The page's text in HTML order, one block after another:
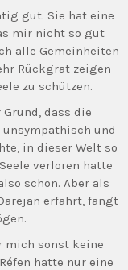
gut. Sie hat eine
mir nicht so gut
alle Gemeinheiten
Rückgrat zeigen
zu schützen.
dass die
und
in dieser Welt so
verloren hatte
schon. Aber als
erfährt, fängt
mich sonst keine
hatte nur eine